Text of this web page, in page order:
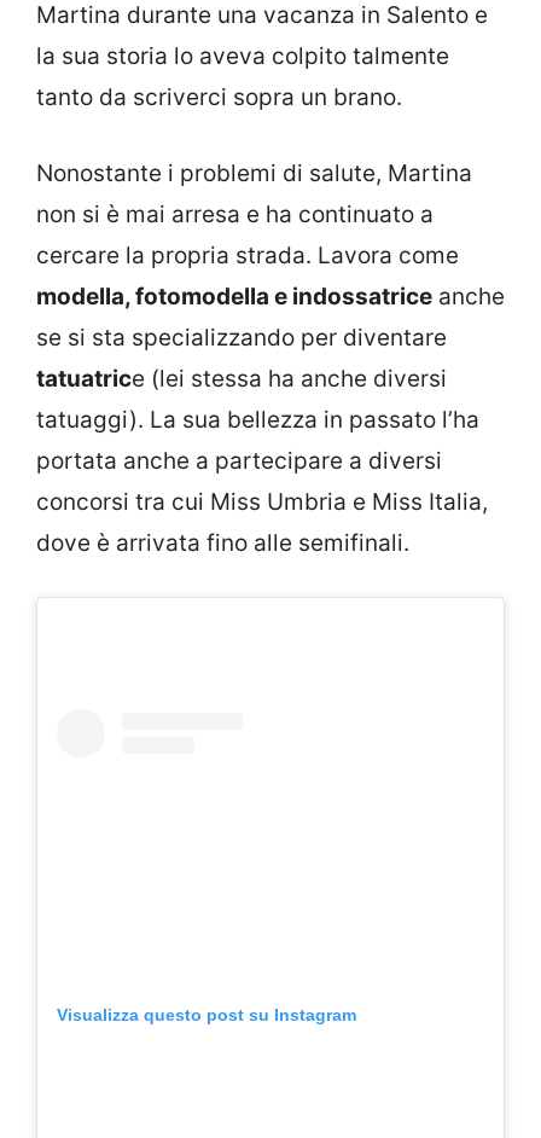
Martina durante una vacanza in Salento e
la sua storia lo aveva colpito talmente
tanto da scriverci sopra un brano.
Nonostante i problemi di salute, Martina
non si è mai arresa e ha continuato a
cercare la propria strada. Lavora come
modella, fotomodella e indossatrice anche
se si sta specializzando per diventare
tatuatrice (lei stessa ha anche diversi
tatuaggi). La sua bellezza in passato l’ha
portata anche a partecipare a diversi
concorsi tra cui Miss Umbria e Miss Italia,
dove è arrivata fino alle semifinali.
Visualizza questo post su Instagram